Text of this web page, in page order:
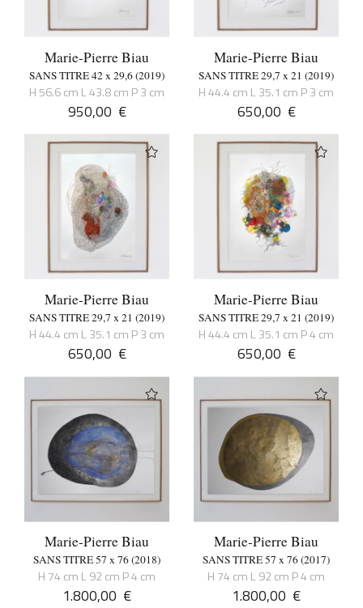
Marie-Pierre Biau
SANS TITRE 42 x 29,6 (2019)
H 56.6 cm L 43.8 cm P 3 cm
950,00 €
Marie-Pierre Biau
SANS TITRE 29,7 x 21 (2019)
H 44.4 cm L 35.1 cm P 3 cm
650,00 €
Marie-Pierre Biau
SANS TITRE 29,7 x 21 (2019)
H 44.4 cm L 35.1 cm P 3 cm
650,00 €
Marie-Pierre Biau
SANS TITRE 29,7 x 21 (2019)
H 44.4 cm L 35.1 cm P 4 cm
650,00 €
Marie-Pierre Biau
SANS TITRE 57 x 76 (2018)
H 74 cm L 92 cm P 4 cm
1.800,00 €
Marie-Pierre Biau
SANS TITRE 57 x 76 (2017)
H 74 cm L 92 cm P 4 cm
1.800,00 €